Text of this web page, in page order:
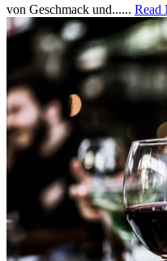
von Geschmack und...... Read